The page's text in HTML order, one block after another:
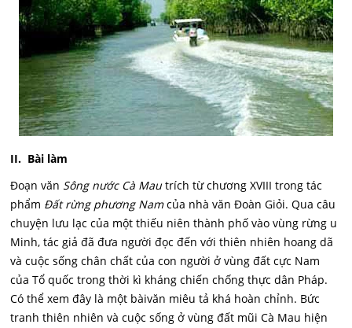
II. Bài làm
Đoạn văn Sông nước Cà Mautrích từ chương XVIII trong tác
phẩm Đất rừng phương Namcủa nhà văn Đoàn Giỏi. Qua câu
chuyện lưu lạc của một thiếu niên thành phố vào vùng rừng u
Minh, tác giả đã đưa người đọc đến với thiên nhiên hoang dã
và cuộc sống chân chất của con người ở vùng đất cực Nam
của Tổ quốc trong thời kì kháng chiến chống thực dân Pháp.
Có thể xem đây là một bàivăn miêu tả khá hoàn chỉnh. Bức
tranh thiên nhiên và cuộc sống ở vùng đất mũi Cà Mau hiện